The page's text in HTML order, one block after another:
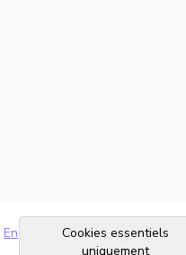
En
Cookies essentiels
uniquement